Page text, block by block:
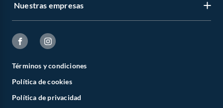
Nuestras empresas
Términos y condiciones
Política de cookies
Política de privacidad